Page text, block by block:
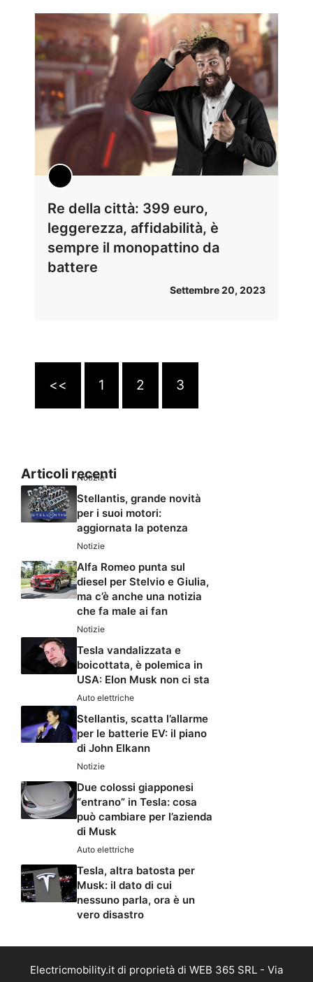
Re della città: 399 euro,
leggerezza, affidabilità, è
sempre il monopattino da
battere
Settembre 20, 2023
<< 1 2 3
Articoli recenti
Notizie
Stellantis, grande novità
per i suoi motori:
aggiornata la potenza
Notizie
Alfa Romeo punta sul
diesel per Stelvio e Giulia,
ma c’è anche una notizia
che fa male ai fan
Notizie
Tesla vandalizzata e
boicottata, è polemica in
USA: Elon Musk non ci sta
Auto elettriche
Stellantis, scatta l’allarme
per le batterie EV: il piano
di John Elkann
Notizie
Due colossi giapponesi
“entrano” in Tesla: cosa
può cambiare per l’azienda
di Musk
Auto elettriche
Tesla, altra batosta per
Musk: il dato di cui
nessuno parla, ora è un
vero disastro
Electricmobility.it di proprietà di WEB 365 SRL - Via